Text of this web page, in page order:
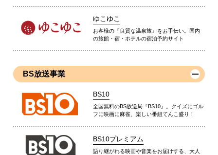
ゆこゆこ
お客様の『良質な温泉旅』をお手伝い。国内
の旅館・宿・ホテルの宿泊予約サイト
BS放送事業
BS10
全国無料のBS放送局『BS10』。クイズにゴル
フに映画に麻雀、楽しい番組てんこ盛り！
BS10プレミアム
語り継がれる映画や音楽をお届けする、大人